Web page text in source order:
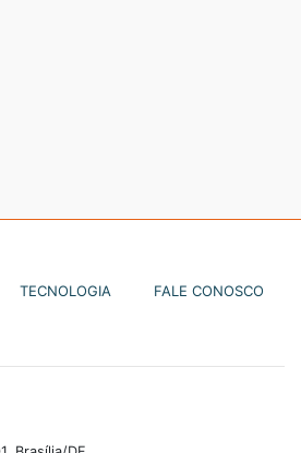
TECNOLOGIA FALE CONOSCO